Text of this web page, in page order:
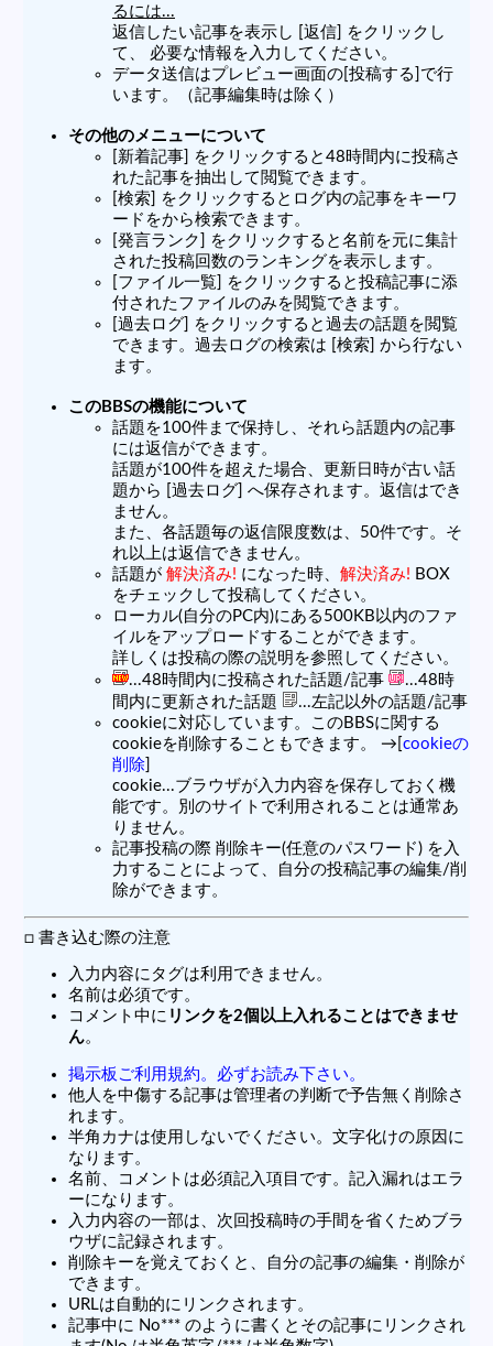
るには...
返信したい記事を表示し [返信] をクリックし
て、 必要な情報を入力してください。
データ送信はプレビュー画面の[投稿する]で行
います。（記事編集時は除く）
その他のメニューについて
[新着記事] をクリックすると48時間内に投稿さ
れた記事を抽出して閲覧できます。
[検索] をクリックするとログ内の記事をキーワ
ードをから検索できます。
[発言ランク] をクリックすると名前を元に集計
された投稿回数のランキングを表示します。
[ファイル一覧] をクリックすると投稿記事に添
付されたファイルのみを閲覧できます。
[過去ログ] をクリックすると過去の話題を閲覧
できます。過去ログの検索は [検索] から行ない
ます。
このBBSの機能について
話題を100件まで保持し、それら話題内の記事
には返信ができます。
話題が100件を超えた場合、更新日時が古い話
題から [過去ログ] へ保存されます。返信はでき
ません。
また、各話題毎の返信限度数は、50件です。そ
れ以上は返信できません。
話題が 解決済み! になった時、 解決済み! BOX
をチェックして投稿してください。
ローカル(自分のPC内)にある500KB以内のファ
イルをアップロードすることができます。
詳しくは投稿の際の説明を参照してください。
...48時間内に投稿された話題/記事
...48時
間内に更新された話題
...左記以外の話題/記事
cookieに対応しています。このBBSに関する
cookieを削除することもできます。 →[cookieの
削除]
cookie...ブラウザが入力内容を保存しておく機
能です。別のサイトで利用されることは通常あ
りません。
記事投稿の際 削除キー(任意のパスワード) を入
力することによって、自分の投稿記事の編集/削
除ができます。
□ 書き込む際の注意
入力内容にタグは利用できません。
名前は必須です。
コメント中に リンクを2個以上入れることはできませ
ん。
掲示板ご利用規約。必ずお読み下さい。
他人を中傷する記事は管理者の判断で予告無く削除さ
れます。
半角カナは使用しないでください。文字化けの原因に
なります。
名前、コメントは必須記入項目です。記入漏れはエラ
ーになります。
入力内容の一部は、次回投稿時の手間を省くためブラ
ウザに記録されます。
削除キーを覚えておくと、自分の記事の編集・削除が
できます。
URLは自動的にリンクされます。
記事中に No*** のように書くとその記事にリンクされ